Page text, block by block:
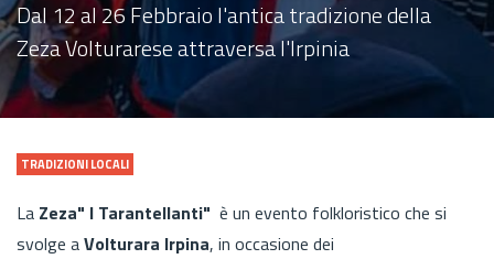
Dal 12 al 26 Febbraio l'antica tradizione della
Zeza Volturarese attraversa l'Irpinia
TRADIZIONI LOCALI
La Zeza" I Tarantellanti" è un evento folkloristico che si
svolge aVolturara Irpina, in occasione dei